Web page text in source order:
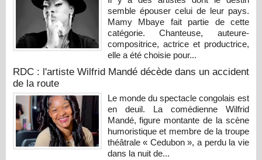
semble épouser celui de leur pays.
Mamy Mbaye fait partie de cette
catégorie. Chanteuse, auteure-
compositrice, actrice et productrice,
elle a été choisie pour...
RDC : l'artiste Wilfrid Mandé décède dans un accident
de la route
Le monde du spectacle congolais est
en deuil. La comédienne Wilfrid
Mandé, figure montante de la scène
humoristique et membre de la troupe
théâtrale « Cedubon », a perdu la vie
dans la nuit de...